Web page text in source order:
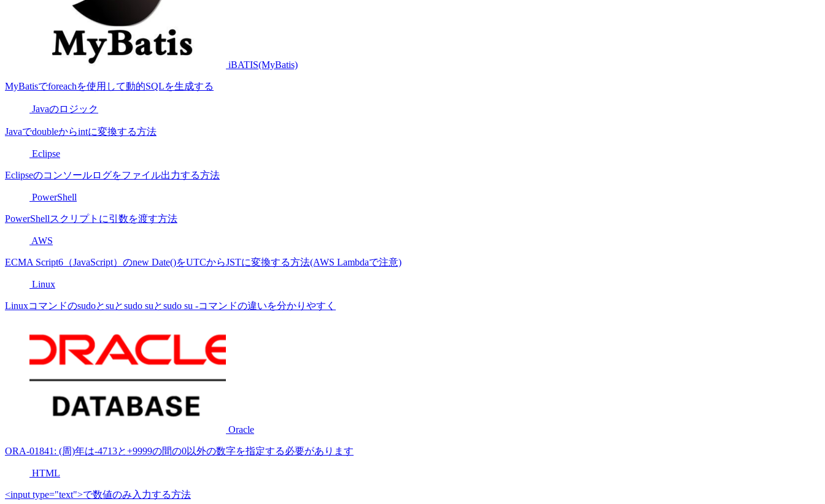
iBATIS(MyBatis)
MyBatisでforeachを使用して動的SQLを生成する
Javaのロジック
Javaでdoubleからintに変換する方法
Eclipse
Eclipseのコンソールログをファイル出力する方法
PowerShell
PowerShellスクリプトに引数を渡す方法
AWS
ECMA Script6（JavaScript）のnew Date()をUTCからJSTに変換する方法(AWS Lambdaで注意)
Linux
Linuxコマンドのsudoとsuとsudo suとsudo su -コマンドの違いを分かりやすく
Oracle
ORA-01841: (周)年は-4713と+9999の間の0以外の数字を指定する必要があります
HTML
<input type="text">で数値のみ入力する方法